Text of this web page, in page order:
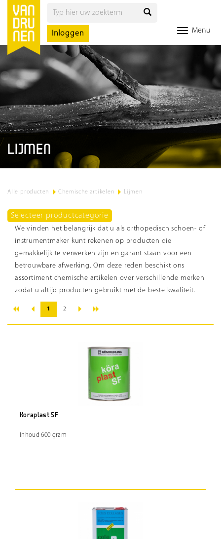
Menu
Inloggen
LIJMEN
Alle producten > Chemische artikelen > Lijmen
Selecteer productcategorie
We vinden het belangrijk dat u als orthopedisch schoen- of
instrumentmaker kunt rekenen op producten die
gemakkelijk te verwerken zijn en garant staan voor een
betrouwbare afwerking. Om deze reden beschikt ons
assortiment chemische artikelen over verschillende merken
zodat u altijd producten gebruikt met de beste kwaliteit.
« ‹ 1 2 › »
Koraplast SF
Inhoud 600 gram